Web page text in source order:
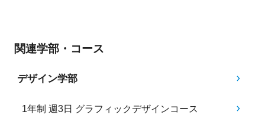
関連学部・コース
デザイン学部
1年制 週3日 グラフィックデザインコース